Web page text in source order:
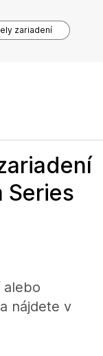
zariadení
Series
alebo
nájdete v